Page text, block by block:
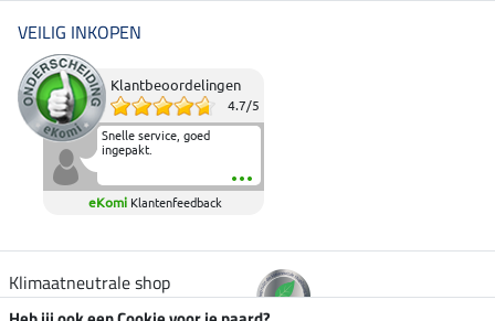
VEILIG INKOPEN
Klantbeoordelingen
4.7/5
Snelle service, goed
ingepakt.
eKomi Klantenfeedback
Klimaatneutrale shop